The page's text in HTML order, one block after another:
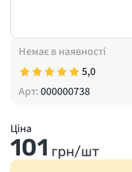
Немає в наявності
5,0
Арт:000000738
Ціна
101 грн/шт